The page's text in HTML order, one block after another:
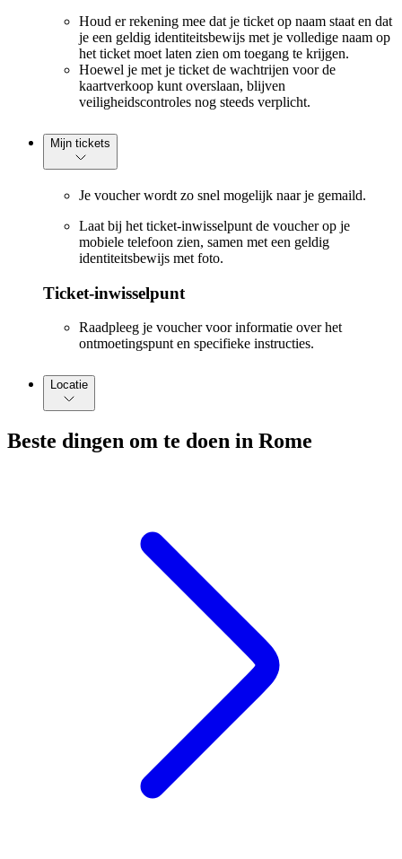
Houd er rekening mee dat je ticket op naam staat en dat
je een geldig identiteitsbewijs met je volledige naam op
het ticket moet laten zien om toegang te krijgen.
Hoewel je met je ticket de wachtrijen voor de
kaartverkoop kunt overslaan, blijven
veiligheidscontroles nog steeds verplicht.
Mijn tickets
Je voucher wordt zo snel mogelijk naar je gemaild.
Laat bij het ticket-inwisselpunt de voucher op je
mobiele telefoon zien, samen met een geldig
identiteitsbewijs met foto.
Ticket-inwisselpunt
Raadpleeg je voucher voor informatie over het
ontmoetingspunt en specifieke instructies.
Locatie
Beste dingen om te doen in Rome